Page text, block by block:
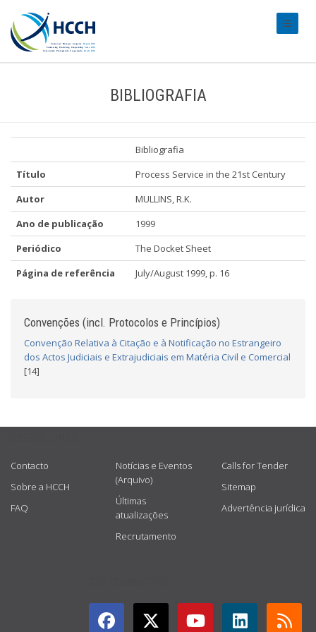
BIBLIOGRAFIA
Bibliografia
Título
Process Service in the 21st Century
Autor
MULLINS, R.K.
Ano de publicação
1999
Periódico
The Docket Sheet
Página de referência
July/August 1999, p. 16
Convenções (incl. Protocolos e Princípios)
Convenção Relativa à Citação e à Notificação no Estrangeiro
dos Actos Judiciais e Extrajudiciais em Matéria Civil e Comercial
[14]
Contacto
Sobre a HCCH
FAQ
Notícias e Eventos
(Arquivo)
Últimas
atualizações
Recrutamento
Calls for Tender
Sitemap
Advertência jurídica